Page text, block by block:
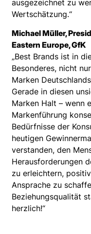
ausgezeichnet zu
Wertschätzung.“
Michael Müller,
Eastern Europe, GfK
„Best Brands ist in
Besonderes, nicht
Marken
Gerade in diesen
Marken Halt – wenn
Markenführung
Bedürfnisse der
heutigen
verstanden, den
Herausforderungen
zu erleichtern,
Ansprache zu
Beziehungsqualität
herzlich!“